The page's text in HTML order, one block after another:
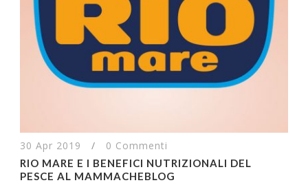
30 Apr 2019 / 0 Commenti
RIO MARE E I BENEFICI NUTRIZIONALI DEL
PESCE AL MAMMACHEBLOG